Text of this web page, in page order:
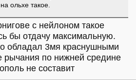
ольхе такое.
с нейлоном такое
бы отдачу максимальную.
обладал 3мя краснушными
рычания по нижней средине
не составит